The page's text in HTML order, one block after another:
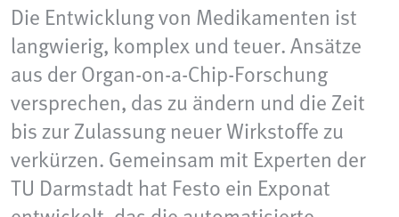
Die Entwicklung von Medikamenten ist
langwierig, komplex und teuer. Ansätze
aus der Organ‑on‑a‑Chip‑Forschung
versprechen, das zu ändern und die Zeit
bis zur Zulassung neuer Wirkstoffe zu
verkürzen. Gemeinsam mit Experten der
TU Darmstadt hat Festo ein Exponat